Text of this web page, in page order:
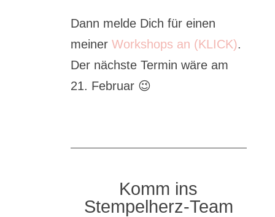
Dann melde Dich für einen
meiner Workshops an (KLICK).
Der nächste Termin wäre am
21. Februar 😉
Komm ins
Stempelherz-Team